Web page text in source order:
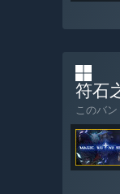
符石
このバ